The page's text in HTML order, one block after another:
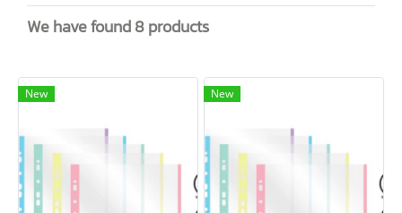
We have found 8 products
New New